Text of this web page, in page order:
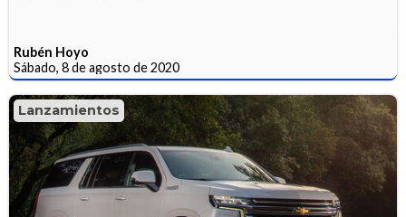
Rubén Hoyo
Sábado, 8 de agosto de 2020
Lanzamientos